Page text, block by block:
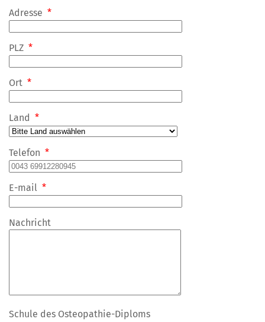
Adresse *
PLZ *
Ort *
Land *
Telefon *
E-mail *
Nachricht
Schule des Osteopathie-Diploms